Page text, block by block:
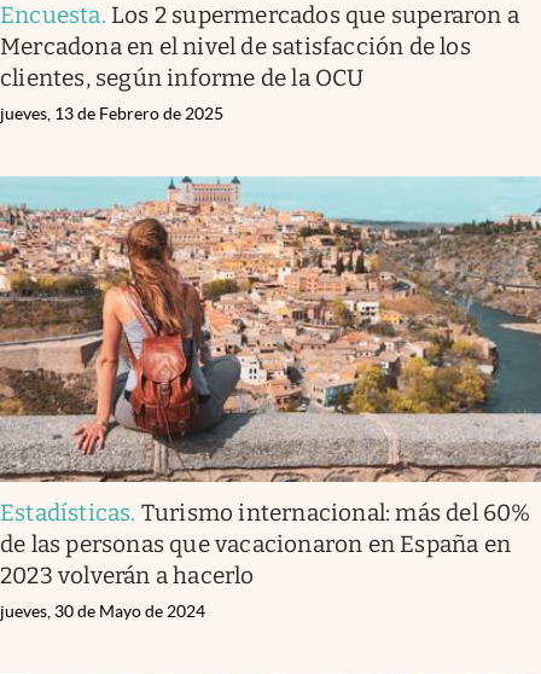
Encuesta. Los 2 supermercados que superaron a
Mercadona en el nivel de satisfacción de los
clientes, según informe de la OCU
jueves, 13 de Febrero de 2025
Estadísticas. Turismo internacional: más del 60%
de las personas que vacacionaron en España en
2023 volverán a hacerlo
jueves, 30 de Mayo de 2024